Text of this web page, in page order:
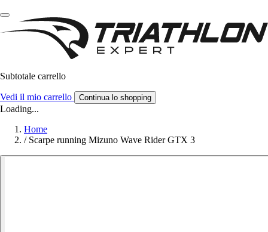
Subtotale carrello
Vedi il mio carrello Continua lo shopping
Loading...
Home
/ Scarpe running Mizuno Wave Rider GTX 3